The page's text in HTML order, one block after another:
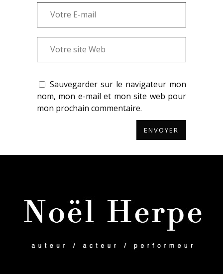
Sauvegarder sur le navigateur mon
nom, mon e-mail et mon site web pour
mon prochain commentaire.